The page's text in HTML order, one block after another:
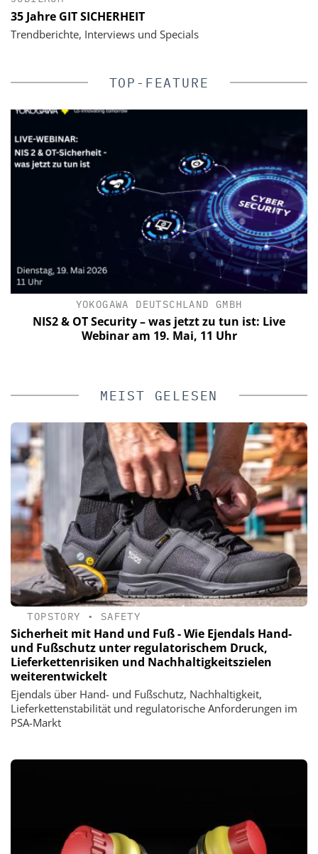
35 Jahre GIT SICHERHEIT
Trendberichte, Interviews und Specials
TOP-FEATURE
YOKOGAWA DEUTSCHLAND GMBH
NIS2 & OT Security – was jetzt zu tun ist: Live
Webinar am 19. Mai, 11 Uhr
MEIST GELESEN
TOPSTORY • SAFETY
Sicherheit mit Hand und Fuß - Wie Ejendals Hand-
und Fußschutz unter regulatorischem Druck,
Lieferkettenrisiken und Nachhaltigkeitszielen
weiterentwickelt
Ejendals über Hand- und Fußschutz, Nachhaltigkeit,
Lieferkettenstabilität und regulatorische Anforderungen im
PSA-Markt